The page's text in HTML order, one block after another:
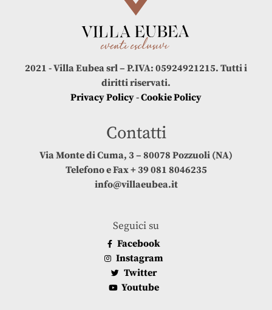
2021 - Villa Eubea srl – P.IVA: 05924921215. Tutti i
diritti riservati.
Privacy Policy-Cookie Policy
Contatti
Via Monte di Cuma, 3 – 80078 Pozzuoli (NA)
Telefono e Fax + 39 081 8046235
info@villaeubea.it
Seguici su
Facebook
Instagram
Twitter
Youtube